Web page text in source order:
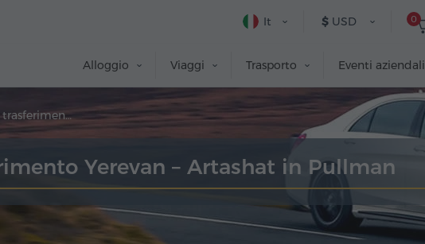
0
$ USD
It
Alloggio Viaggi Trasporto Eventi aziendali
Prenotazione di trasferimento
Yerevan – Artashat in Pullman